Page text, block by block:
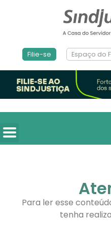
Filie-se Espaço do
Para ler esse
tenha